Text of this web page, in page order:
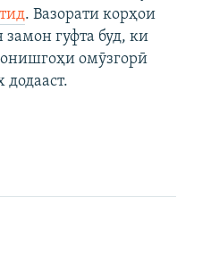
. Вазорати корҳои
гуфта буд, ки
омӯзгорӣ